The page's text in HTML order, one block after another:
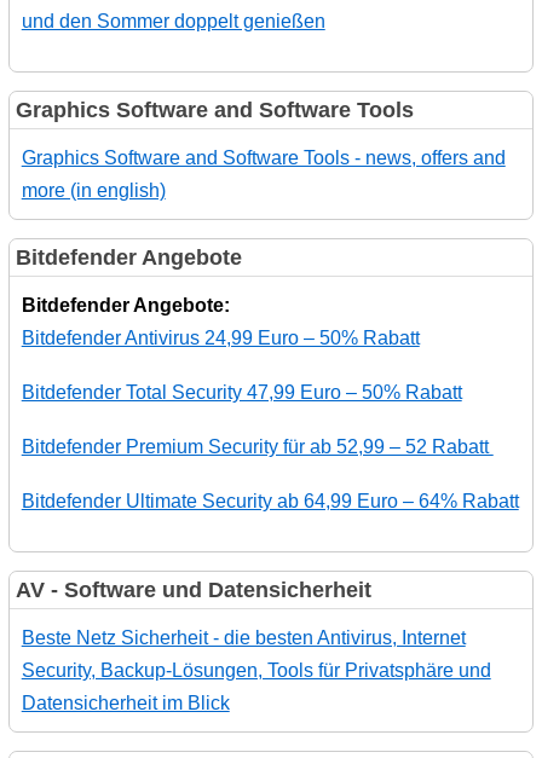
und den Sommer doppelt genießen
Graphics Software and Software Tools
Graphics Software and Software Tools - news, offers and
more (in english)
Bitdefender Angebote
Bitdefender Angebote:
Bitdefender Antivirus 24,99 Euro – 50% Rabatt
Bitdefender Total Security 47,99 Euro – 50% Rabatt
Bitdefender Premium Security für ab 52,99 – 52 Rabatt
Bitdefender Ultimate Security ab 64,99 Euro – 64% Rabatt
AV - Software und Datensicherheit
Beste Netz Sicherheit - die besten Antivirus, Internet
Security, Backup-Lösungen, Tools für Privatsphäre und
Datensicherheit im Blick